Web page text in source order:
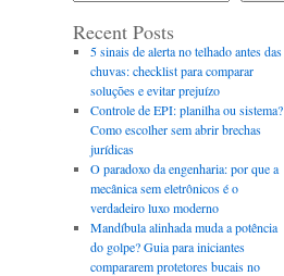
Recent Posts
5 sinais de alerta no telhado antes das
chuvas: checklist para comparar
soluções e evitar prejuízo
Controle de EPI: planilha ou sistema?
Como escolher sem abrir brechas
jurídicas
O paradoxo da engenharia: por que a
mecânica sem eletrônicos é o
verdadeiro luxo moderno
Mandíbula alinhada muda a potência
do golpe? Guia para iniciantes
compararem protetores bucais no